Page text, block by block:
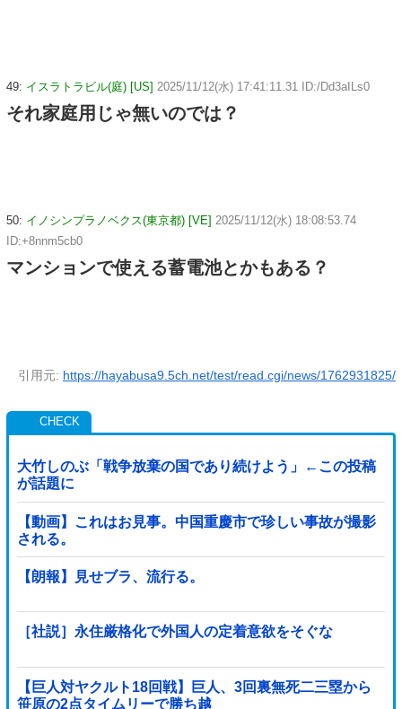
49: イスラトラビル(庭) [US] 2025/11/12(水) 17:41:11.31 ID:/Dd3aILs0
それ家庭用じゃ無いのでは？
50: イノシンプラノベクス(東京都) [VE] 2025/11/12(水) 18:08:53.74
ID:+8nnm5cb0
マンションで使える蓄電池とかもある？
引用元: https://hayabusa9.5ch.net/test/read.cgi/news/1762931825/
大竹しのぶ「戦争放棄の国であり続けよう」←この投稿
が話題に
【動画】これはお見事。中国重慶市で珍しい事故が撮影
される。
【朗報】見せブラ、流行る。
［社説］永住厳格化で外国人の定着意欲をそぐな
【巨人対ヤクルト18回戦】巨人、3回裏無死二三塁から
笹原の2点タイムリーで勝ち越